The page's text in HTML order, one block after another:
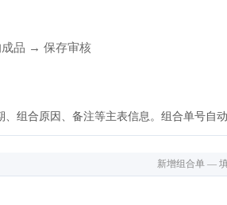
成品 → 保存审核
组合原因、备注等主表信息。组合单号自动
新增组合单 —